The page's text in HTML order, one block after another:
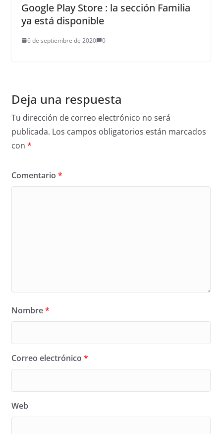
Google Play Store : la sección Familia
ya está disponible
6 de septiembre de 2020 0
Deja una respuesta
Tu dirección de correo electrónico no será
publicada. Los campos obligatorios están marcados
con *
Comentario *
Nombre*
Correo electrónico *
Web